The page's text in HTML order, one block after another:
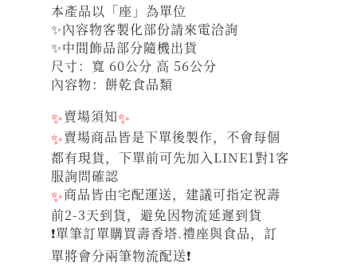
本產品以「座」為單位
✨內容物客製化部份請來電洽詢
✨中間飾品部分隨機出貨
尺寸：寬 60公分 高 56公分
內容物：餅乾食品類
✨賣場須知✨
✨賣場商品皆是下單後製作，不會每個
都有現貨，下單前可先加入LINE1對1客
服詢問確認
✨商品皆由宅配運送，建議可指定祝壽
前2-3天到貨，避免因物流延遲到貨
❗單筆訂單購買壽香塔.禮座與食品，訂
單將會分兩筆物流配送❗